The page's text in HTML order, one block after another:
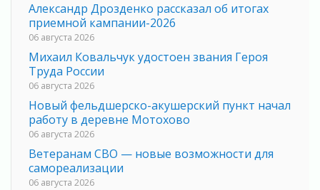
Александр Дрозденко рассказал об итогах
приемной кампании-2026
06 августа 2026
Михаил Ковальчук удостоен звания Героя
Труда России
06 августа 2026
Новый фельдшерско-акушерский пункт начал
работу в деревне Мотохово
06 августа 2026
Ветеранам СВО — новые возможности для
самореализации
06 августа 2026